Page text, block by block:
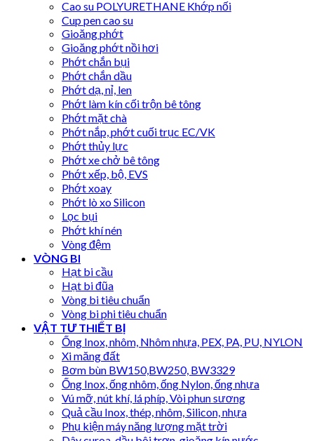
Cao su POLYURETHANE Khớp nối
Cup pen cao su
Gioăng phớt
Gioăng phớt nồi hơi
Phớt chắn bụi
Phớt chắn dầu
Phớt dạ, nỉ, len
Phớt làm kín cối trộn bê tông
Phớt mặt chà
Phớt nắp, phớt cuối trục EC/VK
Phớt thủy lực
Phớt xe chở bê tông
Phớt xếp, bộ, EVS
Phớt xoay
Phớt lò xo Silicon
Lọc bụi
Phớt khí nén
Vòng đệm
VÒNG BI
Hạt bi cầu
Hạt bi đũa
Vòng bi tiêu chuẩn
Vòng bi phi tiêu chuẩn
VẬT TƯ THIẾT BỊ
Ống Inox, nhôm, Nhôm nhựa, PEX, PA, PU, NYLON
Xi măng đất
Bơm bùn BW150,BW250, BW3329
Ống Inox, ống nhôm, ống Nylon, ống nhựa
Vú mỡ, nút khí, lá phíp, Vòi phun sương
Quả cầu Inox, thép, nhôm, Silicon, nhựa
Phụ kiện máy năng lượng mặt trời